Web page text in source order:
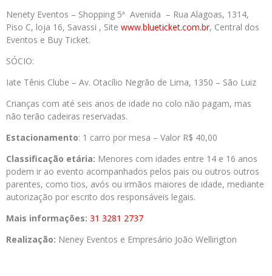
Nenety Eventos – Shopping 5ª Avenida – Rua Alagoas, 1314,
Piso C, loja 16, Savassi , Site www.blueticket.com.br, Central dos
Eventos e Buy Ticket.
SÓCIO:
Iate Tênis Clube – Av. Otacílio Negrão de Lima, 1350 – São Luiz
Crianças com até seis anos de idade no colo não pagam, mas
não terão cadeiras reservadas.
Estacionamento: 1 carro por mesa – Valor R$ 40,00
Classificação etária: Menores com idades entre 14 e 16 anos
podem ir ao evento acompanhados pelos pais ou outros outros
parentes, como tios, avós ou irmãos maiores de idade, mediante
autorização por escrito dos responsáveis legais.
Mais informações: 31 3281 2737
Realização: Neney Eventos e Empresário João Wellington